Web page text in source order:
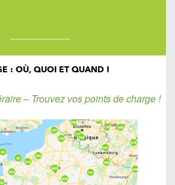
: OÙ, QUOI ET QUAND !
– Trouvez vos points de charge !